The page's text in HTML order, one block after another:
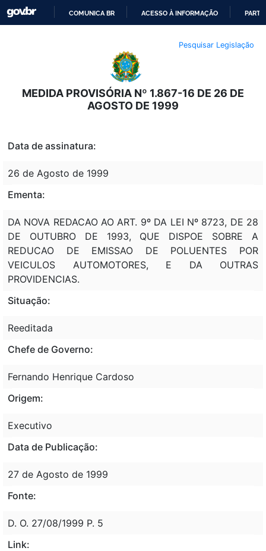
O
CONTEÚDO
COMUNICA BR ACESSO À INFORMAÇÃO
Pesquisar Legislação
MEDIDA PROVISÓRIA Nº 1.867-16 DE 26 DE
AGOSTO DE 1999
Data de assinatura:
26 de Agosto de 1999
Ementa:
DA NOVA REDACAO AO ART. 9º DA LEI Nº 8723, DE 28
DE OUTUBRO DE 1993, QUE DISPOE SOBRE A
REDUCAO DE EMISSAO DE POLUENTES POR
VEICULOS AUTOMOTORES, E DA OUTRAS
PROVIDENCIAS.
Situação:
Reeditada
Chefe de Governo:
Fernando Henrique Cardoso
Origem:
Executivo
Data de Publicação:
27 de Agosto de 1999
Fonte:
D. O. 27/08/1999 P. 5
Link: